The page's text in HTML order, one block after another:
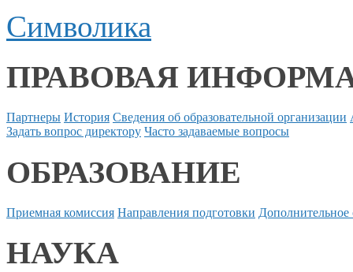
Символика
ПРАВОВАЯ
Партнеры История Сведения об образовательной организации
Задать вопрос директору Часто задаваемые вопросы
ОБРАЗОВАНИЕ
Приемная комиссия Направления подготовки Дополнительное
НАУКА